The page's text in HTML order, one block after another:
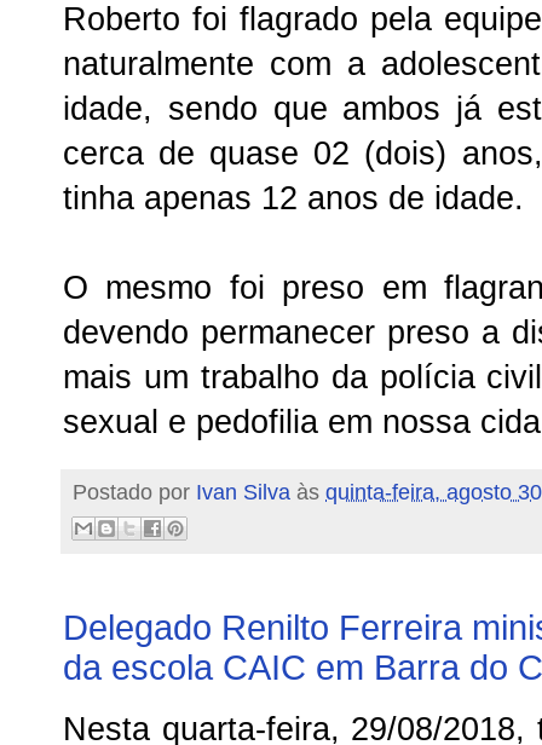
Roberto foi flagrado pela
naturalmente com a
idade, sendo que ambos já
cerca de quase 02 (dois)
tinha apenas 12 anos de idade.
O mesmo foi preso em
devendo permanecer preso a
mais um trabalho da polícia
sexual e pedofilia em nossa
Postado por Ivan Silva às quinta-feira, agosto
Delegado Renilto Ferreira
da escola CAIC em Barra do
Nesta quarta-feira, 29/08/